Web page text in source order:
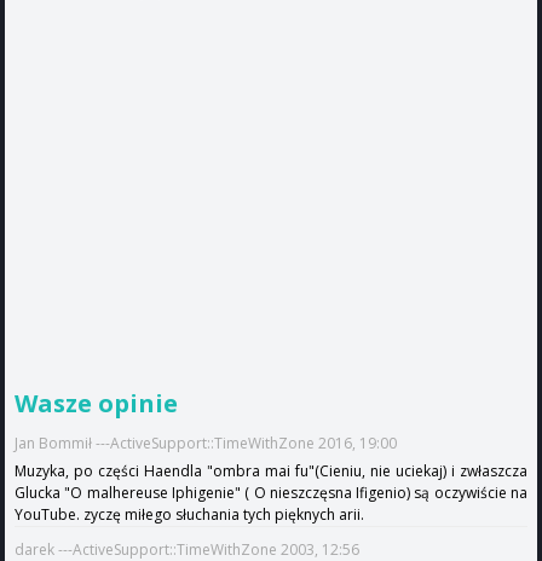
Wasze opinie
Jan Bommił ---ActiveSupport::TimeWithZone 2016, 19:00
Muzyka, po części Haendla "ombra mai fu"(Cieniu, nie uciekaj) i zwłaszcza
Glucka "O malhereuse Iphigenie" ( O nieszczęsna Ifigenio) są oczywiście na
YouTube. zyczę miłego słuchania tych pięknych arii.
darek ---ActiveSupport::TimeWithZone 2003, 12:56